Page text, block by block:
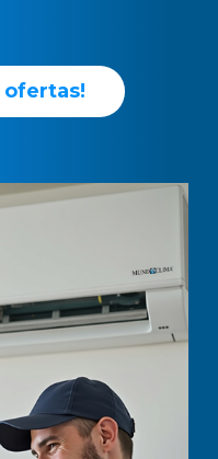
ofertas!